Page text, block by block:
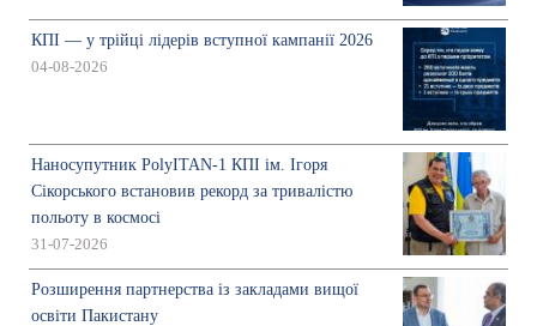
КПІ — у трійці лідерів вступної кампанії 2026
04-08-2026
Наносупутник PolyITAN-1 КПІ ім. Ігоря
Сікорського встановив рекорд за тривалістю
польоту в космосі
31-07-2026
Розширення партнерства із закладами вищої
освіти Пакистану